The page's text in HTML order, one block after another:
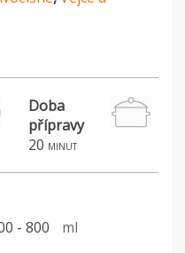
Doba
přípravy
20 minut
- 800
ml